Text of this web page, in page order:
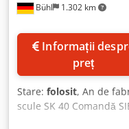
Bühl 1.302 km
preț
Stare: folosit, An de
scule SK 40 Comandă
de putere aprox. 130